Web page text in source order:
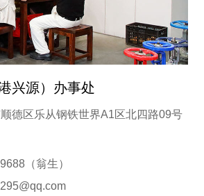
兴源）办事处
德区乐从钢铁世界A1区北四路09号
（翁生）